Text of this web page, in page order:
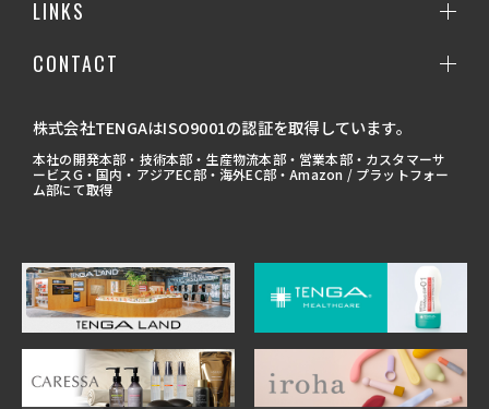
LINKS
CONTACT
株式会社TENGAはISO9001の認証を取得しています。
本社の開発本部・技術本部・生産物流本部・営業本部・カスタマーサ
ービスG・国内・アジアEC部・海外EC部・Amazon / プラットフォー
ム部にて取得